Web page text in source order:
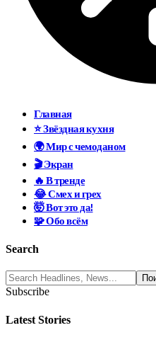
Главная
⭐ Звёздная кухня
🌍 Мир с чемоданом
🎬 Экран
🔥 В тренде
😂 Смех и грех
🤯 Вот это да!
🧩 Обо всём
Search
Subscribe
Latest Stories